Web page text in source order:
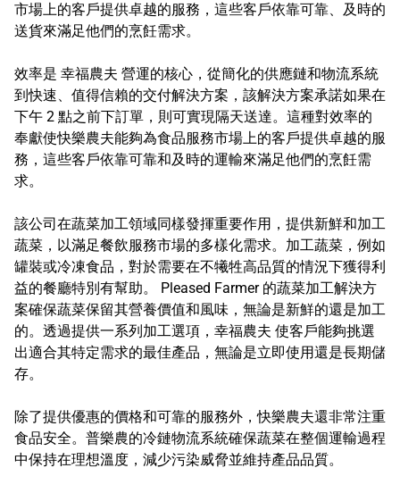
市場上的客戶提供卓越的服務，這些客戶依靠可靠、及時的
送貨來滿足他們的烹飪需求。
效率是 幸福農夫 營運的核心，從簡化的供應鏈和物流系統
到快速、值得信賴的交付解決方案，該解決方案承諾如果在
下午 2 點之前下訂單，則可實現隔天送達。這種對效率的
奉獻使快樂農夫能夠為食品服務市場上的客戶提供卓越的服
務，這些客戶依靠可靠和及時的運輸來滿足他們的烹飪需
求。
該公司在蔬菜加工領域同樣發揮重要作用，提供新鮮和加工
蔬菜，以滿足餐飲服務市場的多樣化需求。加工蔬菜，例如
罐裝或冷凍食品，對於需要在不犧牲高品質的情況下獲得利
益的餐廳特別有幫助。 Pleased Farmer 的蔬菜加工解決方
案確保蔬菜保留其營養價值和風味，無論是新鮮的還是加工
的。透過提供一系列加工選項，幸福農夫 使客戶能夠挑選
出適合其特定需求的最佳產品，無論是立即使用還是長期儲
存。
除了提供優惠的價格和可靠的服務外，快樂農夫還非常注重
食品安全。普樂農的冷鏈物流系統確保蔬菜在整個運輸過程
中保持在理想溫度，減少污染威脅並維持產品品質。